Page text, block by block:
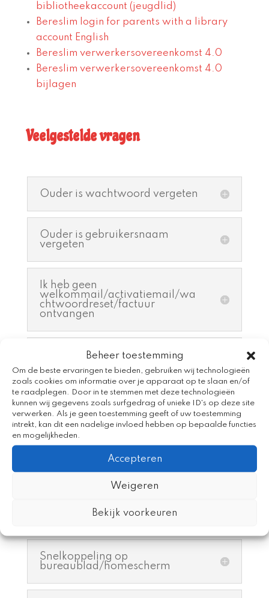
Beheer toestemming
Om de beste ervaringen te bieden, gebruiken wij technologieën
zoals cookies om informatie over je apparaat op te slaan en/of
te raadplegen. Door in te stemmen met deze technologieën
kunnen wij gegevens zoals surfgedrag of unieke ID's op deze site
verwerken. Als je geen toestemming geeft of uw toestemming
intrekt, kan dit een nadelige invloed hebben op bepaalde functies
en mogelijkheden.
Accepteren
Weigeren
Bekijk voorkeuren
bibliotheekaccount (jeugdlid)
Bereslim login for parents with a library
account English
Bereslim verwerkersovereenkomst 4.0
Bereslim verwerkersovereenkomst 4.0
bijlagen
Veelgestelde vragen
Ouder is wachtwoord vergeten
Ouder is gebruikersnaam
vergeten
Ik heb geen
welkommail/activatiemail/wa
chtwoordreset/factuur
ontvangen
Ik heb materiaal klaargezet
voor thuis, maar ouders
hebben geen mail gekregen
Ik heb de app gedownload en
het scherm blijft wit
Inloggen met een
bibliotheekaccount
Automatisch inloggen
Snelkoppeling op
bureaublad/homescherm